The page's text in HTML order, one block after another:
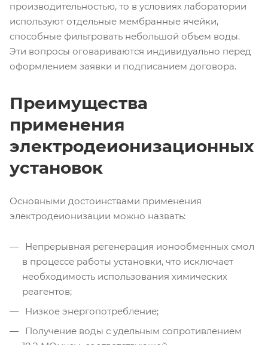
производительностью, то в условиях лаборатории
используют отдельные мембранные ячейки,
способные фильтровать небольшой объем воды.
Эти вопросы оговариваются индивидуально перед
оформлением заявки и подписанием договора.
Преимущества
применения
электродеионизационных
установок
Основными достоинствами применения
электродеионизации можно назвать:
Непрерывная регенерация ионообменных смол
в процессе работы установки, что исключает
необходимость использования химических
реагентов;
Низкое энергопотребление;
Получение воды с удельным сопротивлением